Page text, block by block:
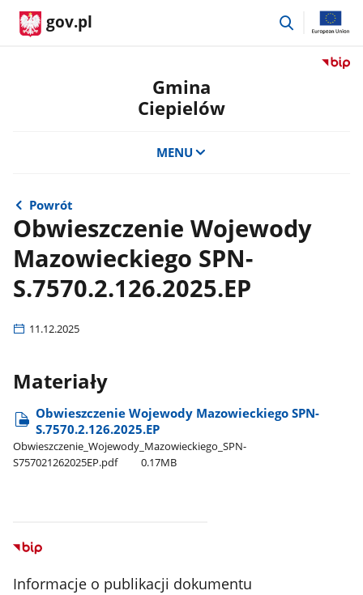
gov.pl
przejdź
Przejdź
Gmina
Ciepielów
MENU
Powrót
Obwieszczenie Wojewody
Mazowieckiego SPN-
S.7570.2.126.2025.EP
11.12.2025
Materiały
Obwieszczenie Wojewody Mazowieckiego SPN-
S.7570.2.126.2025.EP
Obwieszczenie​_Wojewody​_Mazowieckiego​_SPN-
S757021262025EP.pdf
0.17MB
Informacje o publikacji dokumentu